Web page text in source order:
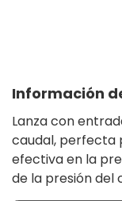
Información
Lanza con
caudal, perfecta
efectiva en la
de la presión del